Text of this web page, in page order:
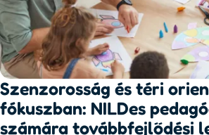
Szenzorosság és téri
fókuszban: NILDes
számára továbbfejlődési